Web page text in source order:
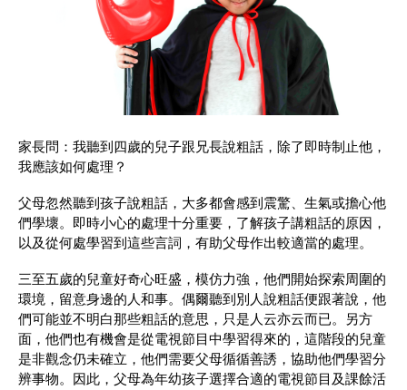
家長問：我聽到四歲的兒子跟兄長說粗話，除了即時制止他，
我應該如何處理？
父母忽然聽到孩子說粗話，大多都會感到震驚、生氣或擔心他
們學壞。即時小心的處理十分重要，了解孩子講粗話的原因，
以及從何處學習到這些言詞，有助父母作出較適當的處理。
三至五歲的兒童好奇心旺盛，模仿力強，他們開始探索周圍的
環境，留意身邊的人和事。偶爾聽到別人說粗話便跟著說，他
們可能並不明白那些粗話的意思，只是人云亦云而已。另方
面，他們也有機會是從電視節目中學習得來的，這階段的兒童
是非觀念仍未確立，他們需要父母循循善誘，協助他們學習分
辨事物。因此，父母為年幼孩子選擇合適的電視節目及課餘活